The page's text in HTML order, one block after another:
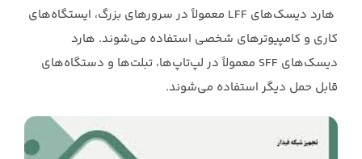
‏‎ ‎هارد دیسک‌های LFF معمولاً در سرورهای بزرگ، ایستگاه‌های
کاری و ‏کامپیوترهای شخصی استفاده می‌شوند. هارد
دیسک‌های SFF معمولاً در لپ‌تاپ‌ها، تبلت‌ها و ‏دستگاه‌های
قابل حمل دیگر استفاده می‌شوند.‏‎ ‎‏ ‏